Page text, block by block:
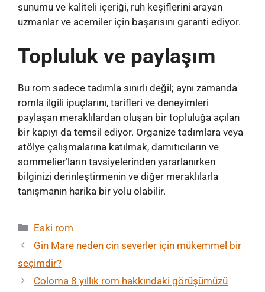
sunumu ve kaliteli içeriği, ruh keşiflerini arayan
uzmanlar ve acemiler için başarısını garanti ediyor.
Topluluk ve paylaşım
Bu rom sadece tadımla sınırlı değil; aynı zamanda
romla ilgili ipuçlarını, tarifleri ve deneyimleri
paylaşan meraklılardan oluşan bir topluluğa açılan
bir kapıyı da temsil ediyor. Organize tadımlara veya
atölye çalışmalarına katılmak, damıtıcıların ve
sommelier’ların tavsiyelerinden yararlanırken
bilginizi derinleştirmenin ve diğer meraklılarla
tanışmanın harika bir yolu olabilir.
Kategoriler
Eski rom
Gin Mare neden cin severler için mükemmel bir
seçimdir?
Coloma 8 yıllık rom hakkındaki görüşümüzü